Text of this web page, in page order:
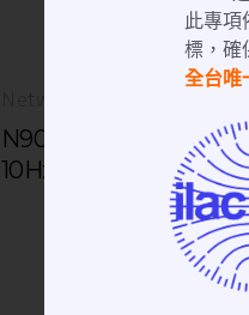
N9010B EXA 信號分析
10Hz-44GHz
此專
標，確
全台唯